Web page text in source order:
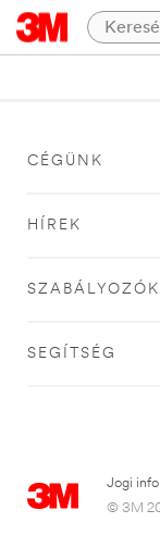
CÉGÜNK
HÍREK
SZABÁLYOZÓK
SEGÍTSÉG
Jogi
© 3M